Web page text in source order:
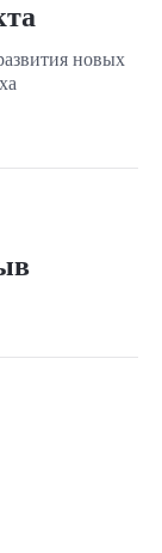
новых